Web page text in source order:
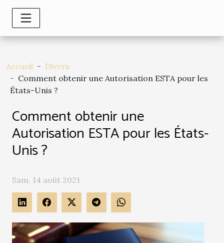
Accueil
Divers
Comment obtenir une Autorisation ESTA pour les
États-Unis ?
Comment obtenir une
Autorisation ESTA pour les États-
Unis ?
Sam. 14 août 2021